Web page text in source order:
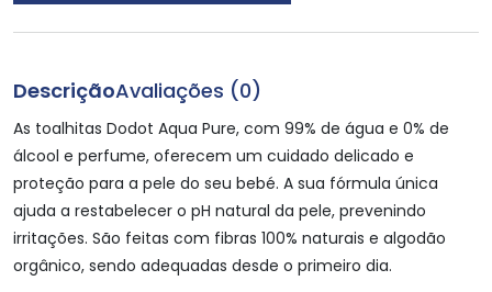
DescriçãoAvaliações (0)
As toalhitas Dodot Aqua Pure, com 99% de água e 0% de
álcool e perfume, oferecem um cuidado delicado e
proteção para a pele do seu bebé. A sua fórmula única
ajuda a restabelecer o pH natural da pele, prevenindo
irritações. São feitas com fibras 100% naturais e algodão
orgânico, sendo adequadas desde o primeiro dia.